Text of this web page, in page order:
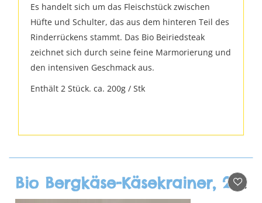
Es handelt sich um das Fleischstück zwischen
Hüfte und Schulter, das aus dem hinteren Teil des
Rinderrückens stammt. Das Bio Beiriedsteak
zeichnet sich durch seine feine Marmorierung und
den intensiven Geschmack aus.
Enthält 2 Stück. ca. 200g / Stk
Bio Bergkäse-Käsekrainer, 2 Stk.